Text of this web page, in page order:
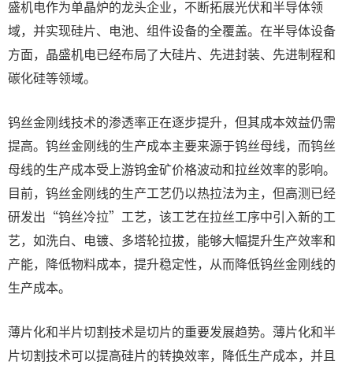
盛机电作为单晶炉的龙头企业，不断拓展光伏和半导体领
域，并实现硅片、电池、组件设备的全覆盖。在半导体设备
方面，晶盛机电已经布局了大硅片、先进封装、先进制程和
碳化硅等领域。
钨丝金刚线技术的渗透率正在逐步提升，但其成本效益仍需
提高。钨丝金刚线的生产成本主要来源于钨丝母线，而钨丝
母线的生产成本受上游钨金矿价格波动和拉丝效率的影响。
目前，钨丝金刚线的生产工艺仍以热拉法为主，但高测已经
研发出“钨丝冷拉”工艺，该工艺在拉丝工序中引入新的工
艺，如洗白、电镀、多塔轮拉拔，能够大幅提升生产效率和
产能，降低物料成本，提升稳定性，从而降低钨丝金刚线的
生产成本。
薄片化和半片切割技术是切片的重要发展趋势。薄片化和半
片切割技术可以提高硅片的转换效率，降低生产成本，并且